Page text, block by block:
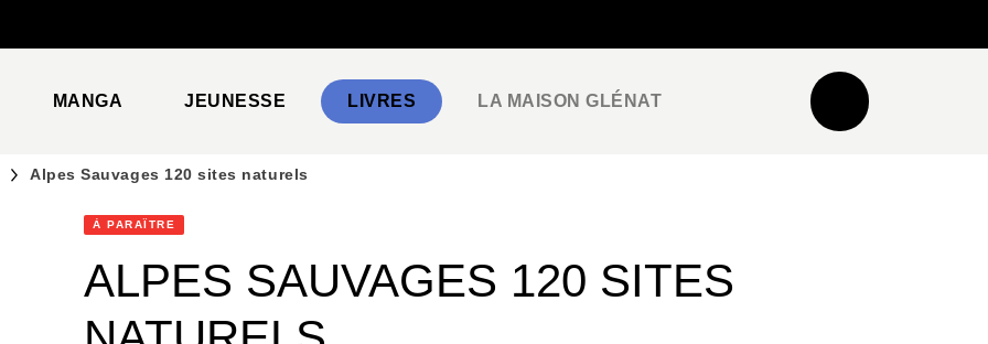
MANGA JEUNESSE LIVRES LA MAISON GLÉNAT
Alpes Sauvages 120 sites naturels
À PARAÎTRE
ALPES SAUVAGES 120 SITES